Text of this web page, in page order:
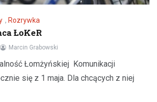
, Rozrywka
ŁoKeR
Marcin Grabowski
Łomżyńskiej Komunikacji
się z 1 maja. Dla chcących z niej